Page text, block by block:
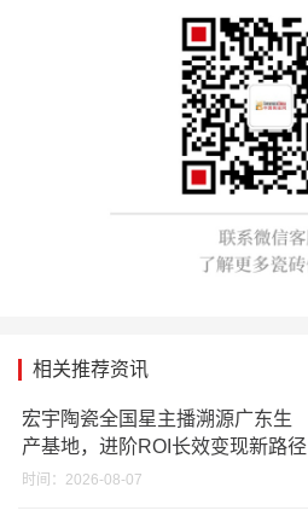
相关推荐资讯
宏宇陶瓷全国星主播溯源广东生
产基地，进阶ROI长效变现新路径
时间：2026-08-07